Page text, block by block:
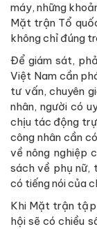
máy, những
Mặt trận Tổ
không chỉ đúng
Để giám sát,
Việt Nam cần
tư vấn, chuyên
nhân, người có
chịu tác động
công nhân cần
về nông nghiệp
sách về phụ nữ,
có tiếng nói của
Khi Mặt trận tập
hội sẽ có chiều